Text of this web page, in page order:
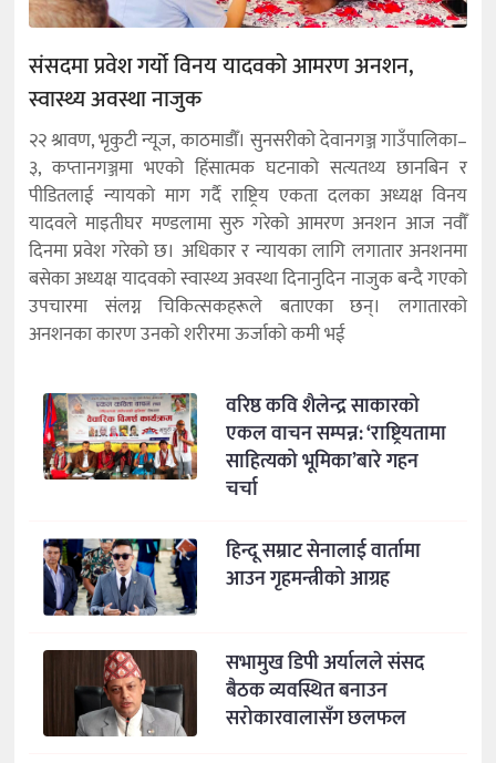
संसदमा प्रवेश गर्यो विनय यादवको आमरण अनशन,
स्वास्थ्य अवस्था नाजुक
२२ श्रावण, भृकुटी न्यूज, काठमाडौँ। सुनसरीको देवानगञ्ज गाउँपालिका–
३, कप्तानगञ्जमा भएको हिंसात्मक घटनाको सत्यतथ्य छानबिन र
पीडितलाई न्यायको माग गर्दै राष्ट्रिय एकता दलका अध्यक्ष विनय
यादवले माइतीघर मण्डलामा सुरु गरेको आमरण अनशन आज नवौँ
दिनमा प्रवेश गरेको छ। अधिकार र न्यायका लागि लगातार अनशनमा
बसेका अध्यक्ष यादवको स्वास्थ्य अवस्था दिनानुदिन नाजुक बन्दै गएको
उपचारमा संलग्न चिकित्सकहरूले बताएका छन्। लगातारको
अनशनका कारण उनको शरीरमा ऊर्जाको कमी भई
वरिष्ठ कवि शैलेन्द्र साकारको
एकल वाचन सम्पन्न: ‘राष्ट्रियतामा
साहित्यको भूमिका’बारे गहन
चर्चा
हिन्दू सम्राट सेनालाई वार्तामा
आउन गृहमन्त्रीको आग्रह
सभामुख डिपी अर्यालले संसद
बैठक व्यवस्थित बनाउन
सरोकारवालासँग छलफल